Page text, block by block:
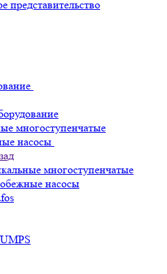
представительство
многоступенчатые
насосы
многоступенчатые
насосы